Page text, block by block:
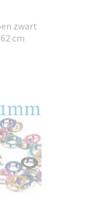
zwart
cm